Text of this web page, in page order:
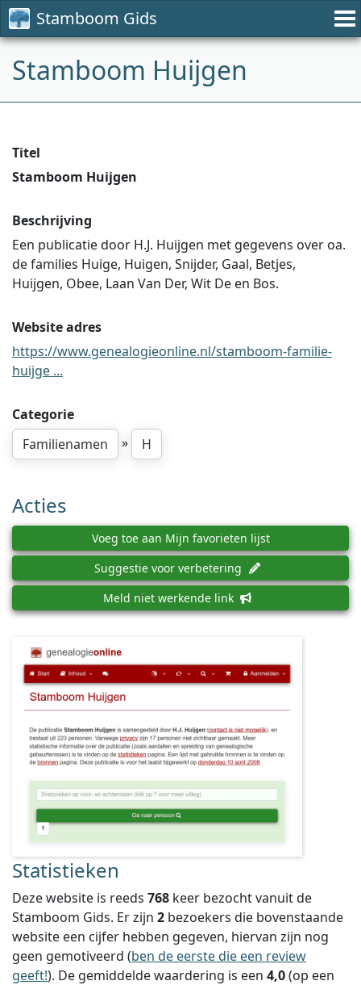
Stamboom Gids
Stamboom Huijgen
Titel
Stamboom Huijgen
Beschrijving
Een publicatie door H.J. Huijgen met gegevens over oa.
de families Huige, Huigen, Snijder, Gaal, Betjes,
Huijgen, Obee, Laan Van Der, Wit De en Bos.
Website adres
https://www.genealogieonline.nl/stamboom-familie-
huijge ...
Categorie
Familienamen
» H
Acties
Voeg toe aan Mijn favorieten lijst
Suggestie voor verbetering
Meld niet werkende link
Statistieken
Deze website is reeds 768 keer bezocht vanuit de
Stamboom Gids. Er zijn 2 bezoekers die bovenstaande
website een cijfer hebben gegeven, hiervan zijn nog
geen gemotiveerd (ben de eerste die een review
geeft!). De gemiddelde waardering is een 4,0(op een